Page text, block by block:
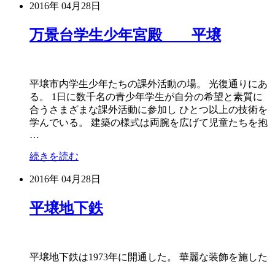
2016年 04月28日
万景台学生少年宮殿 平壌
平壌市内学生少年たちの課外活動の場。 光復通りにあ
る。 1日に数千名の青少年学生が自分の希望と素質に
合うさまざまな課外活動に参加し ひとつ以上の技術を
学んでいる。 建築の様式は両腕を広げて児童たちを抱
…
続きを読む
2016年 04月28日
平壌地下鉄
平壌地下鉄は1973年に開通した。 華麗な装飾を施した